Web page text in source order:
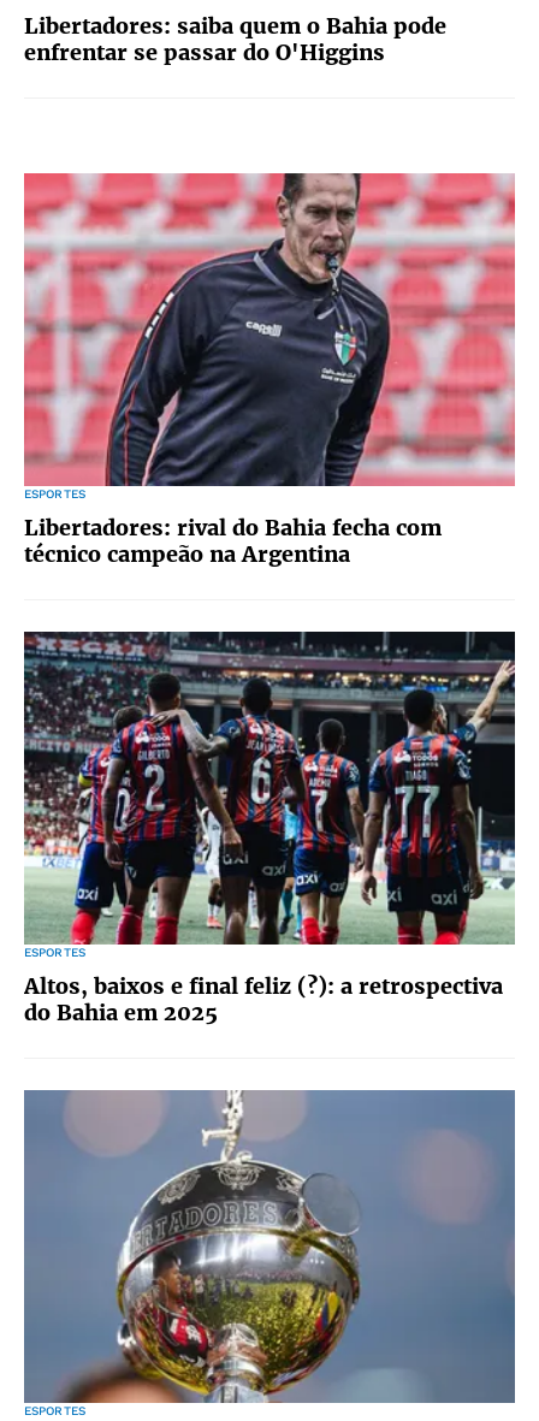
Libertadores: saiba quem o Bahia pode
enfrentar se passar do O'Higgins
ESPORTES
Libertadores: rival do Bahia fecha com
técnico campeão na Argentina
ESPORTES
Altos, baixos e final feliz (?): a retrospectiva
do Bahia em 2025
ESPORTES